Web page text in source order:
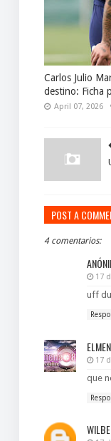
Carlos Julio
destino: Ficha
April 07, 2026
POST A
4 comentarios:
17
uff
17
que